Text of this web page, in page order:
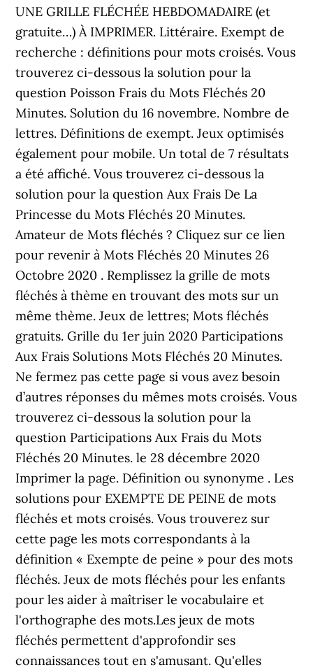
UNE GRILLE FLÉCHÉE HEBDOMADAIRE (et
gratuite…) À IMPRIMER. Littéraire. Exempt de
recherche : définitions pour mots croisés. Vous
trouverez ci-dessous la solution pour la
question Poisson Frais du Mots Fléchés 20
Minutes. Solution du 16 novembre. Nombre de
lettres. Définitions de exempt. Jeux optimisés
également pour mobile. Un total de 7 résultats
a été affiché. Vous trouverez ci-dessous la
solution pour la question Aux Frais De La
Princesse du Mots Fléchés 20 Minutes.
Amateur de Mots fléchés ? Cliquez sur ce lien
pour revenir à Mots Fléchés 20 Minutes 26
Octobre 2020 . Remplissez la grille de mots
fléchés à thème en trouvant des mots sur un
même thème. Jeux de lettres; Mots fléchés
gratuits. Grille du 1er juin 2020 Participations
Aux Frais Solutions Mots Fléchés 20 Minutes.
Ne fermez pas cette page si vous avez besoin
d’autres réponses du mêmes mots croisés. Vous
trouverez ci-dessous la solution pour la
question Participations Aux Frais du Mots
Fléchés 20 Minutes. le 28 décembre 2020
Imprimer la page. Définition ou synonyme . Les
solutions pour EXEMPTE DE PEINE de mots
fléchés et mots croisés. Vous trouverez sur
cette page les mots correspondants à la
définition « Exempte de peine » pour des mots
fléchés. Jeux de mots fléchés pour les enfants
pour les aider à maîtriser le vocabulaire et
l'orthographe des mots.Les jeux de mots
fléchés permettent d'approfondir ses
connaissances tout en s'amusant. Qu'elles